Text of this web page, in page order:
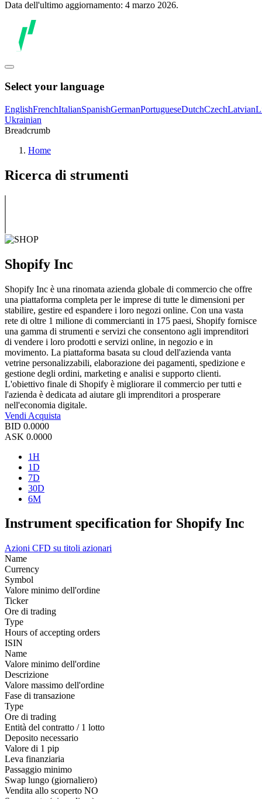
Data dell'ultimo aggiornamento: 4 marzo 2026.
Select your language
EnglishFrenchItalianSpanishGermanPortugueseDutchCzechLatvian
Ukrainian
Breadcrumb
Home
Ricerca di strumenti
Shopify Inc
Shopify Inc è una rinomata azienda globale di commercio che offre
una piattaforma completa per le imprese di tutte le dimensioni per
stabilire, gestire ed espandere i loro negozi online. Con una vasta
rete di oltre 1 milione di commercianti in 175 paesi, Shopify fornisce
una gamma di strumenti e servizi che consentono agli imprenditori
di vendere i loro prodotti e servizi online, in negozio e in
movimento. La piattaforma basata su cloud dell'azienda vanta
vetrine personalizzabili, elaborazione dei pagamenti, spedizione e
gestione degli ordini, marketing e analisi e supporto clienti.
L'obiettivo finale di Shopify è migliorare il commercio per tutti e
l'azienda è dedicata ad aiutare gli imprenditori a prosperare
nell'economia digitale.
Vendi Acquista
BID 0.0000
ASK 0.0000
1H
1D
7D
30D
6M
Instrument specification for Shopify Inc
Azioni CFD su titoli azionari
Name
Currency
Symbol
Valore minimo dell'ordine
Ticker
Ore di trading
Type
Hours of accepting orders
ISIN
Name
Valore minimo dell'ordine
Descrizione
Valore massimo dell'ordine
Fase di transazione
Type
Ore di trading
Entità del contratto / 1 lotto
Deposito necessario
Valore di 1 pip
Leva finanziaria
Passaggio minimo
Swap lungo (giornaliero)
Vendita allo scoperto NO